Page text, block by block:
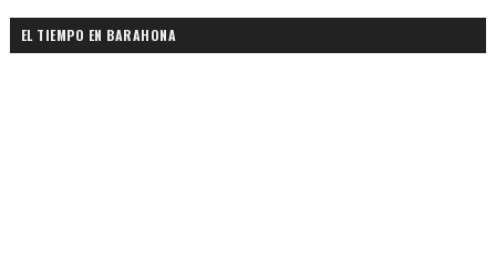
EL TIEMPO EN BARAHONA